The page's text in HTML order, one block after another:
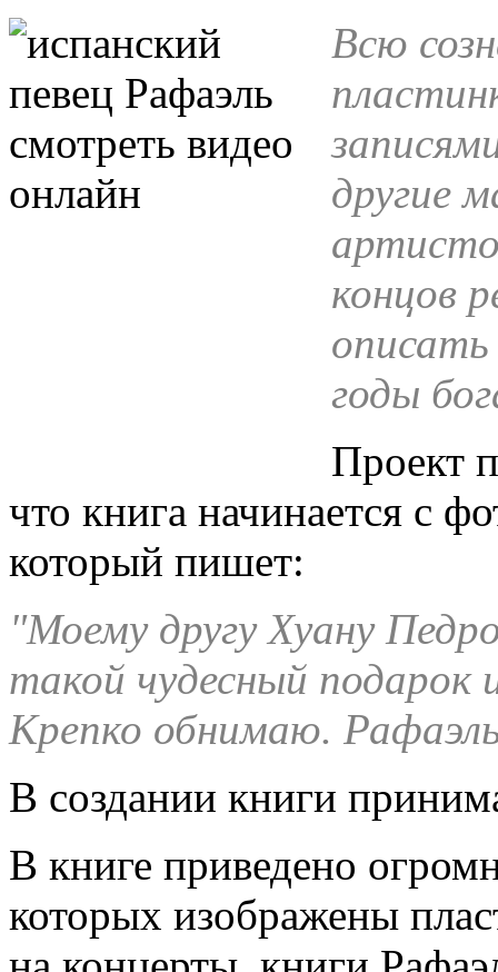
Всю
другие
концов
описать
годы
Проект
что книга начинается с
который пишет:
"Моему другу Хуану
такой чудесный подарок
Крепко обнимаю.
В создании книги
В книге приведено
которых изображены